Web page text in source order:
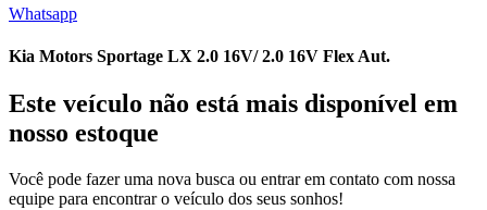
Whatsapp
Kia Motors Sportage LX 2.0 16V/ 2.0 16V Flex Aut.
Este veículo não está mais disponível em
nosso estoque
Você pode fazer uma nova busca ou entrar em contato com nossa
equipe para encontrar o veículo dos seus sonhos!